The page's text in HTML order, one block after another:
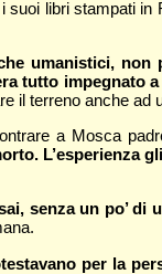
suoi libri stampati in
umanistici,
tutto impegnato
il terreno anche ad
a Mosca
L’esperienza
senza un po’ di
per la